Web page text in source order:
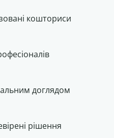
кошториси
доглядом
рішення